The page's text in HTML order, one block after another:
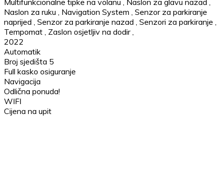
Naslon za ruku
Navigation System Senzor za parkiranje
naprijed Senzor za parkiranje nazad Senzori za parkiranje
Tempomat Zaslon osjetljiv na dodir
2022
Automatik
Broj sjedišta 5
Full kasko osiguranje
Navigacija
Odlična ponuda!
WIFI
Cijena na upit